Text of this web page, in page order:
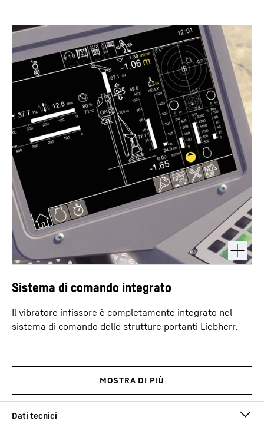
Sistema di comando integrato
Il vibratore infissore è completamente integrato nel
sistema di comando delle strutture portanti Liebherr.